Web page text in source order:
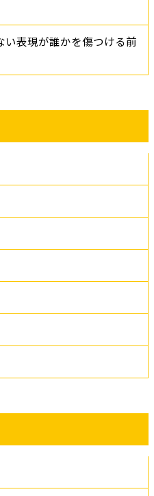
表現が誰かを傷つける前